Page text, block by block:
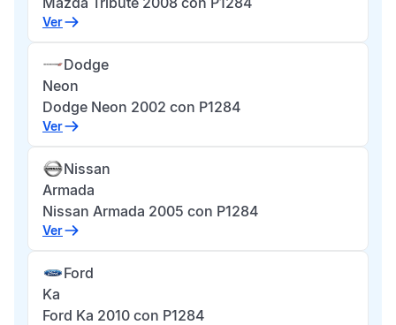
Ver
Dodge
Neon
Dodge Neon 2002 con P1284
Ver
Nissan
Armada
Nissan Armada 2005 con P1284
Ver
Ford
Ka
Ford Ka 2010 con P1284